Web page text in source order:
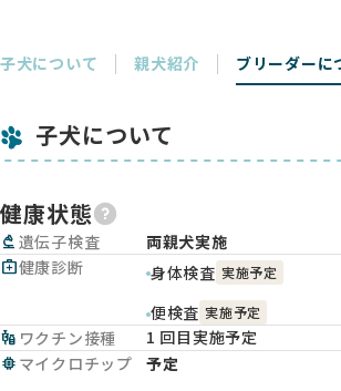
子犬について 親犬紹介 ブリーダーに
子犬について
健康状態
biotech 遺伝子検査
両親犬実施
medical_services健康診断 身体検査 実施予定
便検査 実施予定
vaccines ワクチン接種
1 回目実施予定
memory マイクロチップ 予定